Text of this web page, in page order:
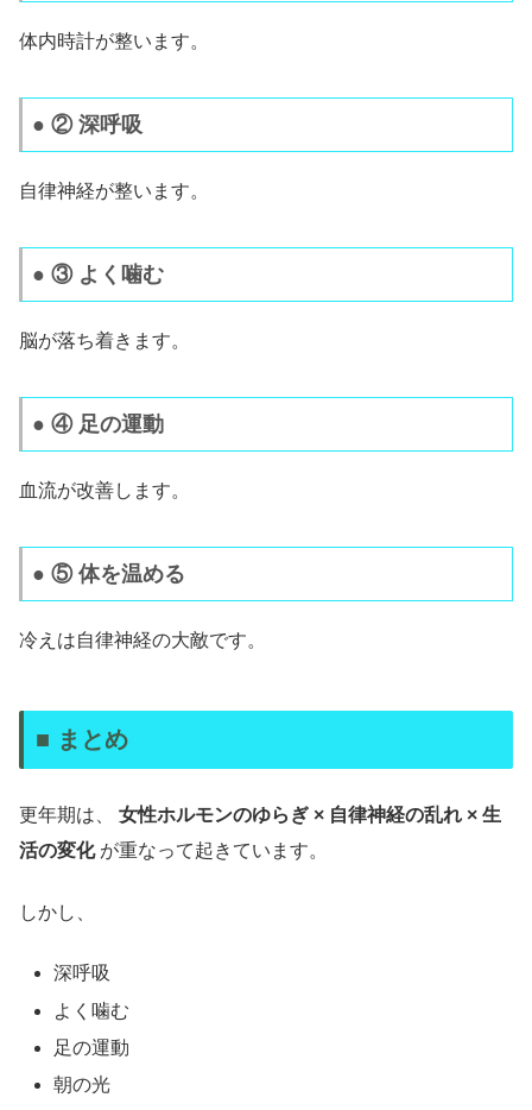
体内時計が整います。
● ② 深呼吸
自律神経が整います。
● ③ よく噛む
脳が落ち着きます。
● ④ 足の運動
血流が改善します。
● ⑤ 体を温める
冷えは自律神経の大敵です。
■ まとめ
更年期は、 女性ホルモンのゆらぎ × 自律神経の乱れ × 生
活の変化が重なって起きています。
しかし、
深呼吸
よく噛む
足の運動
朝の光